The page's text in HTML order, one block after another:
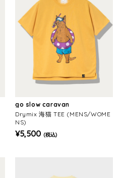
go slow caravan
Drymix 海猫 TEE (MENS/WOME
NS)
¥5,500 (税込)